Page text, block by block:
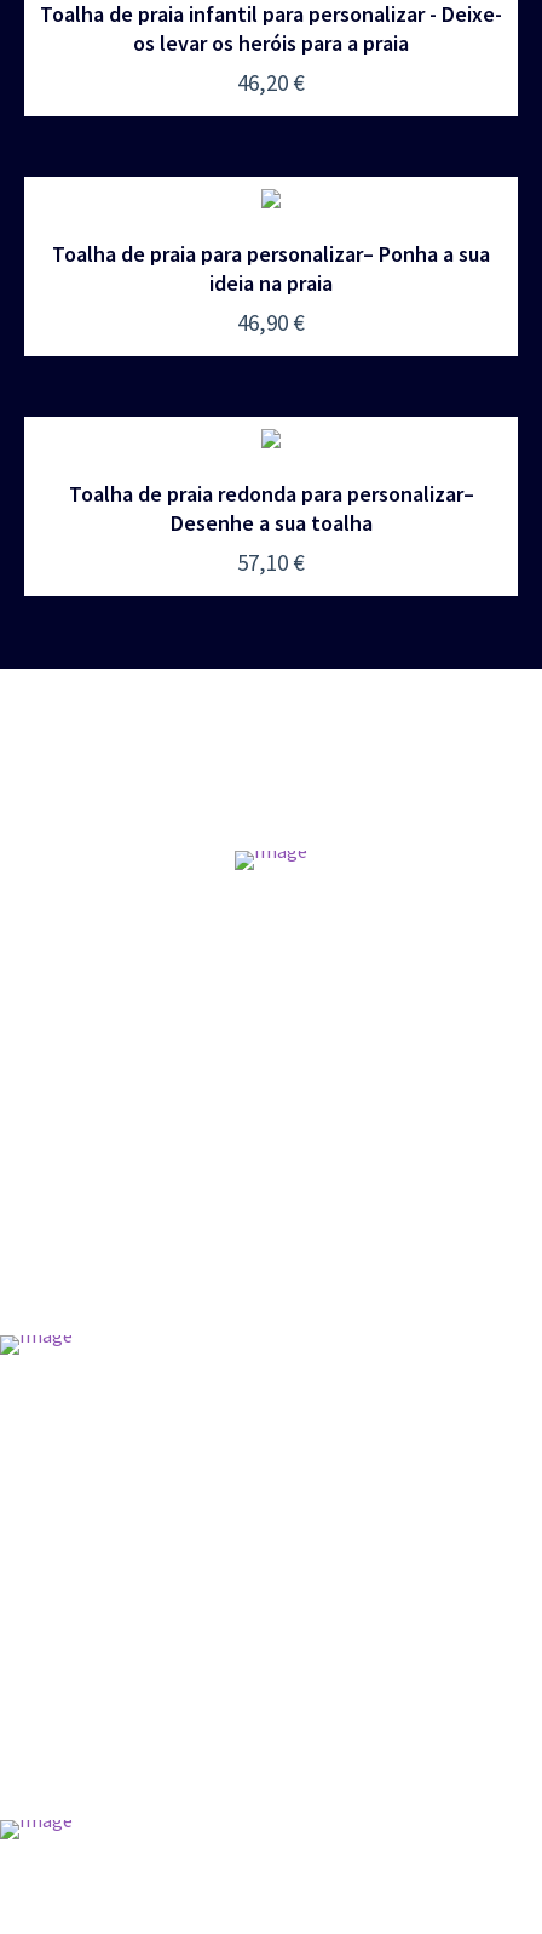
Toalha de praia infantil para personalizar - Deixe-
os levar os heróis para a praia
46,20 €
Toalha de praia para personalizar– Ponha a sua
ideia na praia
46,90 €
Toalha de praia redonda para personalizar–
Desenhe a sua toalha
57,10 €